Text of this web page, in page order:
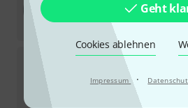
Geht
Cookies ablehnen
Impressum ·
Sofort lieferbar
44€
the boxPyrit 15
Sofort lieferbar